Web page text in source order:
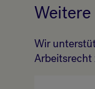
Wir
Arbeitsrecht